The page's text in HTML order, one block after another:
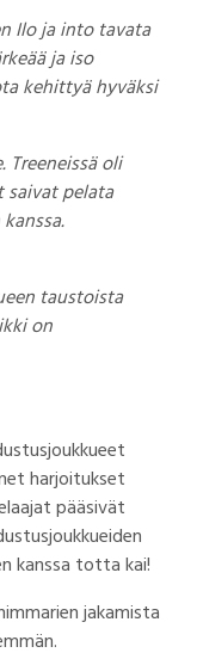
Ilo ja into tavata
ja iso
kehittyä hyväksi
oli
saivat pelata
taustoista
on
harjoitukset
pääsivät
kanssa totta kai!
jakamista